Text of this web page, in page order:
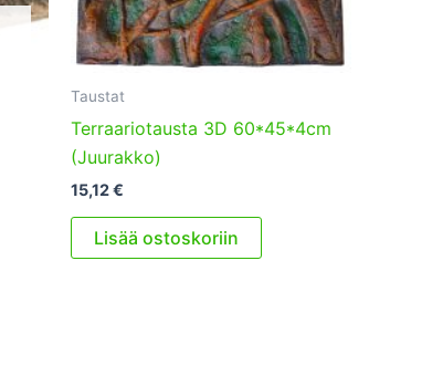
Taustat
Terraariotausta 3D 60*45*4cm
(Juurakko)
15,12€
Lisää ostoskoriin